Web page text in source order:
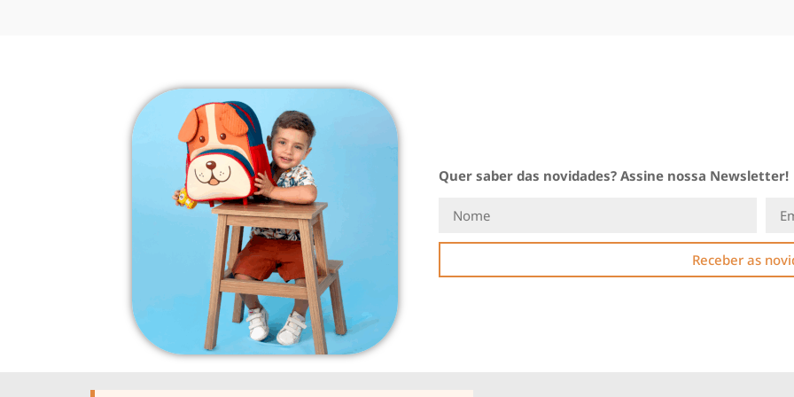
Quer saber das novidades? Assine nossa Newsletter!
Receber as